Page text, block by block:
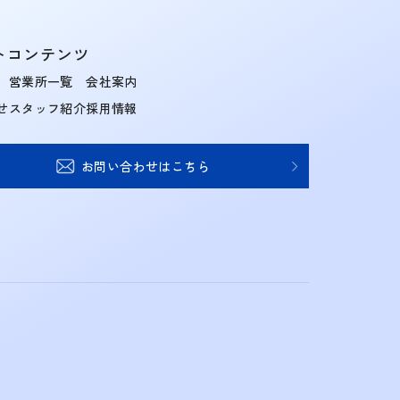
コンテンツ
営業所一覧
スタッフ紹介
会社案内
採用情報
お問い合わせはこちら